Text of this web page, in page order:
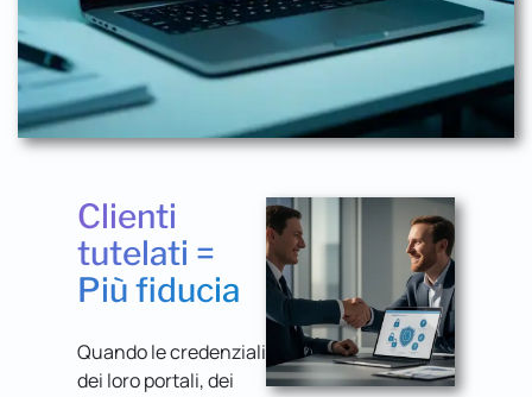
Clienti
tutelati =
Più fiducia
Quando le credenziali
dei loro portali, dei